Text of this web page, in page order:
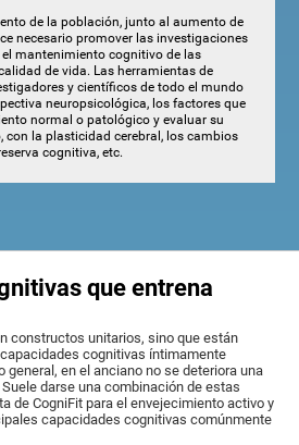
de la población, junto al aumento de
necesario promover las investigaciones
mantenimiento cognitivo de las
de vida. Las herramientas de
y científicos de todo el mundo
neuropsicológica, los factores que
normal o patológico y evaluar su
con la plasticidad cerebral, los cambios
cognitiva, etc.
que entrena
constructos unitarios, sino que están
cognitivas íntimamente
general, en el anciano no se deteriora una
darse una combinación de estas
de CogniFit para el envejecimiento activo y
capacidades cognitivas comúnmente